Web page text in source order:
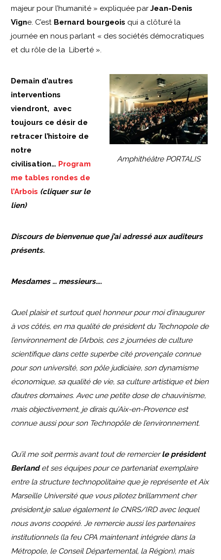
majeur pour l’humanité » expliquée parJean-Denis
Vigne. C’est Bernard bourgeois qui a clôturé la
journée en nous parlant « des sociétés démocratiques
et du rôle de la Liberté ».
Amphithéâtre PORTALIS
Demain d’autres
interventions
viendront, avec
toujours ce désir de
retracer l’histoire de
notre
civilisation… Program
me tables rondes de
l’Arbois (cliquer sur le
lien)
Discours de bienvenue que j’ai adressé aux auditeurs
présents.
Mesdames … messieurs….
Quel plaisir et surtout quel honneur pour moi d’inaugurer
à vos côtés, en ma qualité de président du Technopole de
l’environnement de l’Arbois, ces 2 journées de culture
scientifique dans cette superbe cité provençale connue
pour son université, son pôle judiciaire, son dynamisme
économique, sa qualité de vie, sa culture artistique et bien
d’autres domaines. Avec une petite dose de chauvinisme,
mais objectivement, je dirais qu’Aix-en-Provence est
connue aussi pour son Technopôle de l’environnement.
Qu’il me soit permis avant tout de remercierle président
Berlandet ses équipes pour ce partenariat exemplaire
entre la structure technopolitaine que je représente et Aix
Marseille Université que vous pilotez brillamment cher
président.je salue également le CNRS/IRD avec lequel
nous avons coopéré. Je remercie aussi les partenaires
institutionnels (la feu CPA maintenant intégrée dans la
Métropole, le Conseil Départemental, la Région), mais